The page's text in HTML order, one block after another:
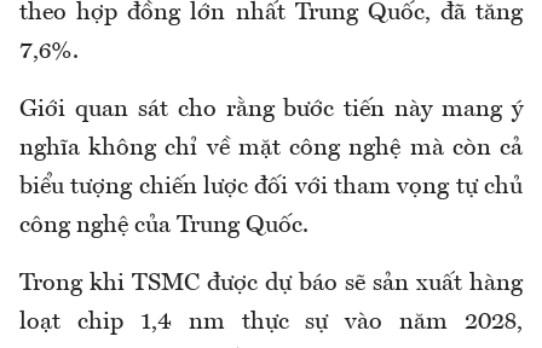
theo hợp đồng lớn nhất Trung Quốc, đã tăng
7,6%.
Giới quan sát cho rằng bước tiến này mang ý
nghĩa không chỉ về mặt công nghệ mà còn cả
biểu tượng chiến lược đối với tham vọng tự chủ
công nghệ của Trung Quốc.
Trong khi TSMC được dự báo sẽ sản xuất hàng
loạt chip 1,4 nm thực sự vào năm 2028,